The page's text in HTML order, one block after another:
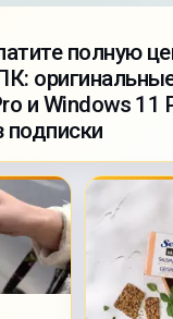
полную
и Windows 11
подписки